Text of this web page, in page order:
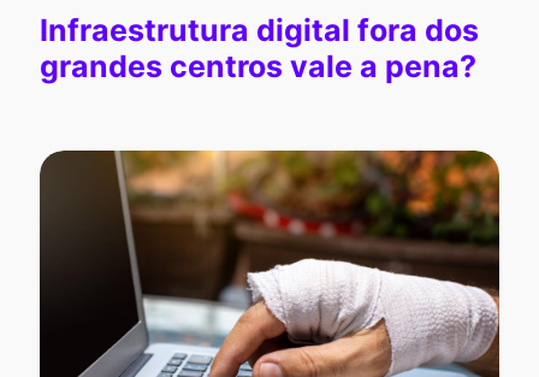
Infraestrutura digital fora dos
grandes centros vale a pena?